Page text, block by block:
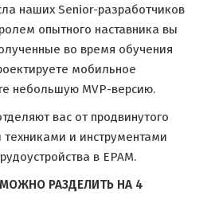
наших Senior-разработчиков
опытного наставника вы
во время обучения
мобильное
небольшую MVP-версию.
вас от продвинутого
и инструментами
в EPAM.
РАЗДЕЛИТЬ НА 4